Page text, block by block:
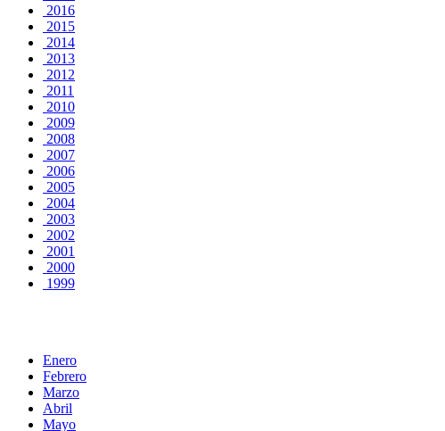
2016
2015
2014
2013
2012
2011
2010
2009
2008
2007
2006
2005
2004
2003
2002
2001
2000
1999
Enero
Febrero
Marzo
Abril
Mayo